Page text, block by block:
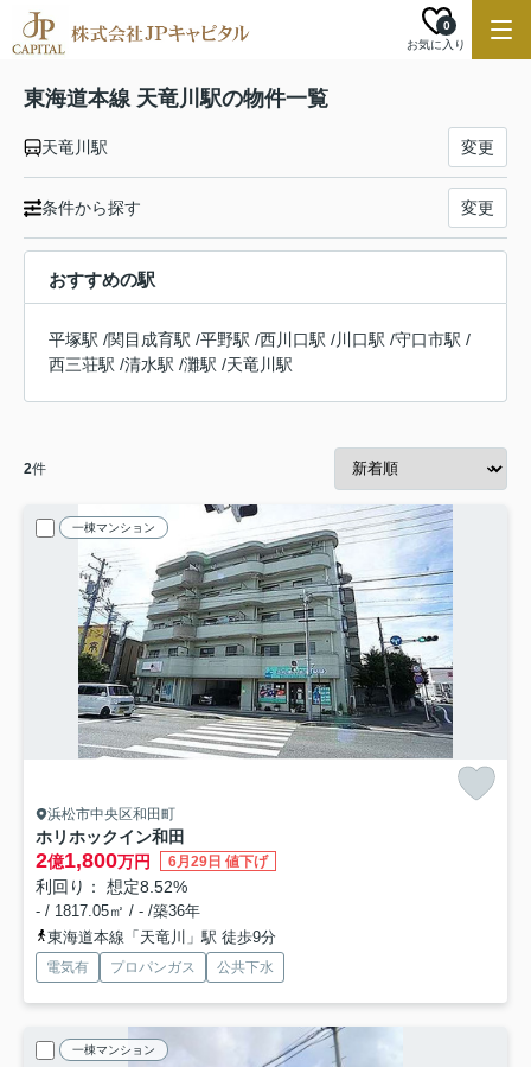
お気に入り
0
東海道本線 天竜川駅の物件一覧
天竜川駅 変更
条件から探す 変更
おすすめの駅
平塚駅 /関目成育駅 /平野駅 /西川口駅 /川口駅 /守口市駅 /
西三荘駅 /清水駅 /灘駅 /天竜川駅
2件
一棟マンション
浜松市中央区和田町
ホリホックイン和田
2億1,800万円 6月29日 値下げ
利回り： 想定8.52%
- / 1817.05㎡ / - /築36年
東海道本線「天竜川」駅 徒歩9分
電気有 プロパンガス 公共下水
一棟マンション